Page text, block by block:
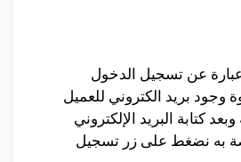
عبارة عن تسجيل الدخول
بريد الكتروني للعميل
كتابة البريد الإلكتروني
به نضغط على زر تسجيل